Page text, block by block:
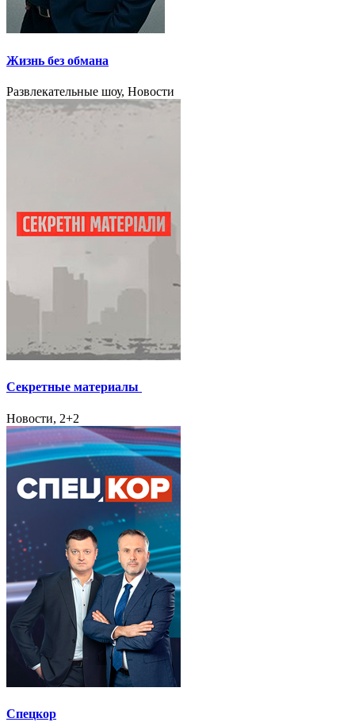
Жизнь без обмана
Развлекательные шоу, Новости
Секретные материалы
Новости, 2+2
Спецкор